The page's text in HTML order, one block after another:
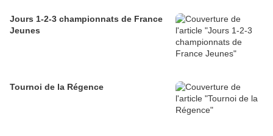
Jours 1-2-3 championnats de France
Jeunes
Tournoi de la Régence